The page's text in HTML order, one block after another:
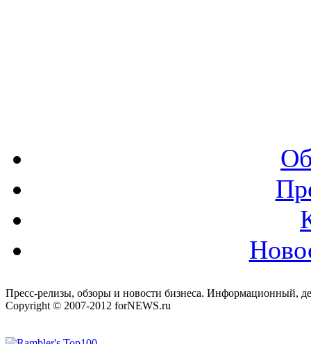
Пресс-релизы, обзоры и новости бизнеса. Информационный,
Copyright © 2007-2012 forNEWS.ru